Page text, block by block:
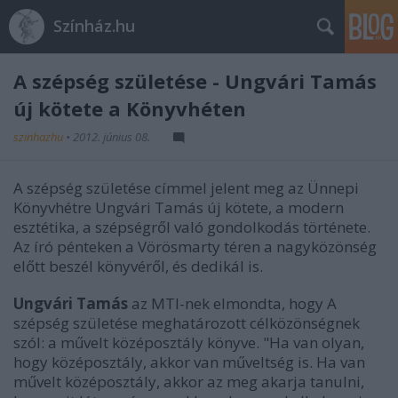
Színház.hu
A szépség születése - Ungvári Tamás
új kötete a Könyvhéten
szinhazhu • 2012. június 08.
A szépség születése címmel jelent meg az Ünnepi
Könyvhétre Ungvári Tamás új kötete, a modern
esztétika, a szépségről való gondolkodás története.
Az író pénteken a Vörösmarty téren a nagyközönség
előtt beszél könyvéről, és dedikál is.
Ungvári Tamás az MTI-nek elmondta, hogy A
szépség születése meghatározott célközönségnek
szól: a művelt középosztály könyve. "Ha van olyan,
hogy középosztály, akkor van műveltség is. Ha van
művelt középosztály, akkor az meg akarja tanulni,